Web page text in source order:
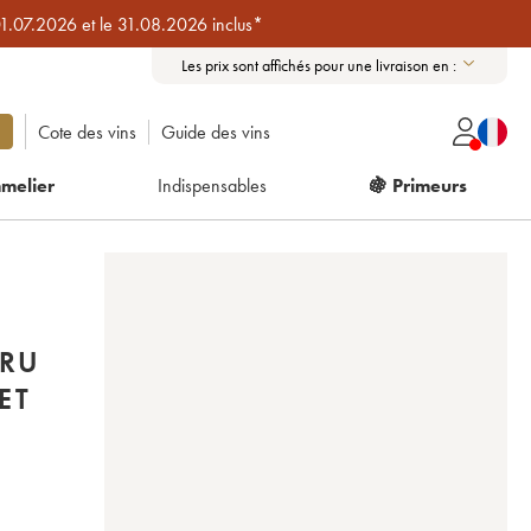
et le 31.08.2026 inclus*
Les prix sont affichés pour une livraison en :
Cote des vins Guide des vins
Indispensables 🍇 Primeurs